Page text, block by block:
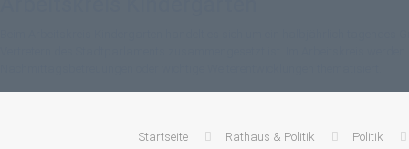
Startseite Rathaus & Politik Politik